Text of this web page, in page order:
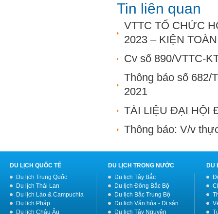
Tin liên quan
VTTC TỔ CHỨC
2023 – KIỆN
Cv số 890/VTTC-
Thông báo số 682/
2021
TÀI LIỆU ĐẠI HỘI
Thông báo: V/v
DU LỊCH QUỐC TẾ
Du lịch Trung Quốc
Du lịch Thái Lan
Du lịch Lào & Campuchia
Du lịch Pháp
Du lịch Châu Âu
DU LỊCH TRONG NƯỚC
Du lịch Tây Bắc
Du lịch Đông Bắc Bộ
Du lịch Bắc Trung Bộ
Du lịch Văn hóa - Di sản
Du lịch Tây Nguyên
DU